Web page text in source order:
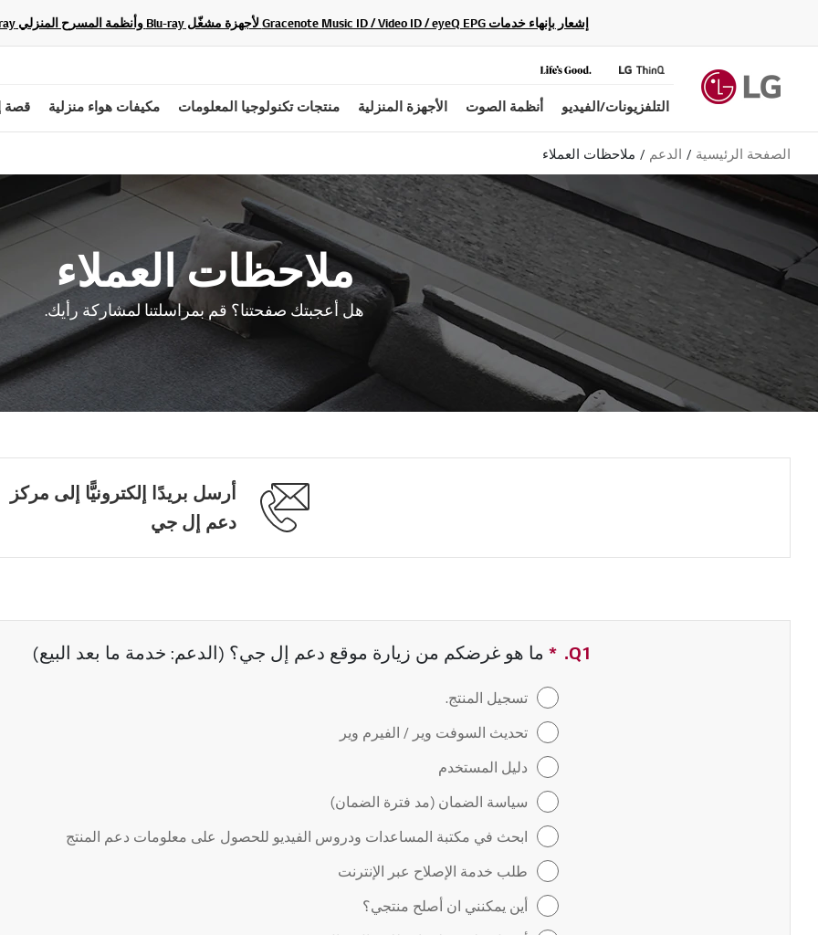
إشعار بإنهاء خدمات Gracenote Music ID / Video ID / eyeQ EPG لأجهزة مشغّل Blu-ray وأنظمة المسرح المنزلي Blu-ray، حيث لن تكون متاحة بعد الآن.
التلفزيونات/الفيديو أنظمة الصوت الأجهزة المنزلية منتجات تكنولوجيا المعلومات مكيفات هواء منزلية قصة
الصفحة الرئيسية الدعم ملاحظات العملاء
ملاحظات العملاء
هل أعجبتك صفحتنا؟ قم بمراسلتنا لمشاركة رأيك.
أرسل بريدًا إلكترونيًّا إلى مركز
دعم إل جي
Q1.
* حقل مطلوب
ما هو غرضكم من زيارة موقع دعم إل جي؟ (الدعم: خدمة ما بعد البيع)
تسجيل المنتج.
تحديث السوفت وير / الفيرم وير
دليل المستخدم
سياسة الضمان (مد فترة الضمان)
ابحث في مكتبة المساعدات ودروس الفيديو للحصول على معلومات دعم المنتج
طلب خدمة الإصلاح عبر الإنترنت
أين يمكنني ان أصلح منتجي؟